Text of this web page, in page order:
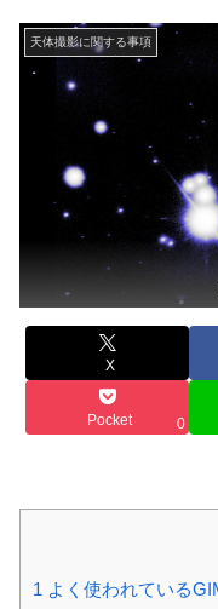
天体撮影に関する事項
X
Pocket 0
1 よく使われている